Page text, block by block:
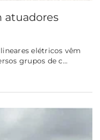
atuadores
elétricos vêm
grupos de c...